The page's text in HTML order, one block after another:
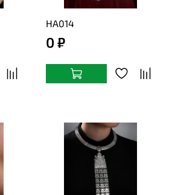
НА014
0 ₽